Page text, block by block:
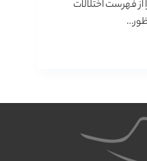
فهرست اختلالات